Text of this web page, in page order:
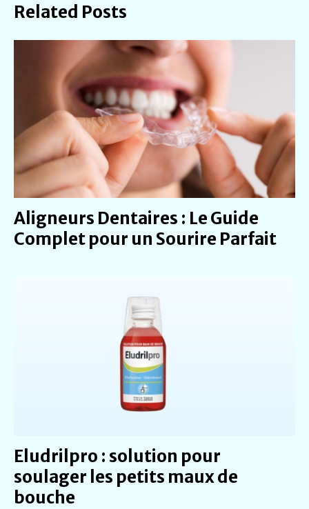
Related Posts
Aligneurs Dentaires : Le Guide
Complet pour un Sourire Parfait
Eludrilpro : solution pour
soulager les petits maux de
bouche